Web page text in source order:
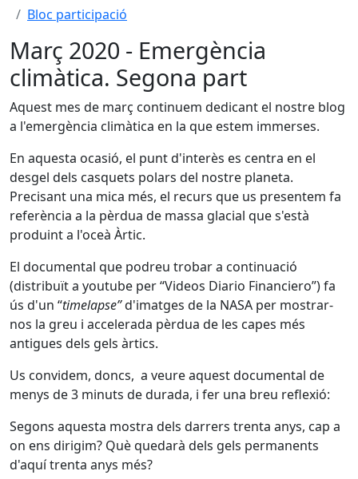
Bloc participació
Març 2020 - Emergència
climàtica. Segona part
Aquest mes de març continuem dedicant el nostre blog
a l'emergència climàtica en la que estem immerses.
En aquesta ocasió, el punt d'interès es centra en el
desgel dels casquets polars del nostre planeta.
Precisant una mica més, el recurs que us presentem fa
referència a la pèrdua de massa glacial que s'està
produint a l'oceà Àrtic.
El documental que podreu trobar a continuació
(distribuït a youtube per “Videos Diario Financiero”) fa
ús d'un “timelapse”d'imatges de la NASA per mostrar-
nos la greu i accelerada pèrdua de les capes més
antigues dels gels àrtics.
Us convidem, doncs, a veure aquest documental de
menys de 3 minuts de durada, i fer una breu reflexió:
Segons aquesta mostra dels darrers trenta anys, cap a
on ens dirigim? Què quedarà dels gels permanents
d'aquí trenta anys més?